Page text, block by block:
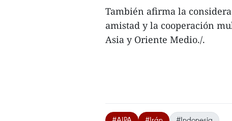
También afirma la
amistad y la cooperación
Asia y Oriente Medio./.